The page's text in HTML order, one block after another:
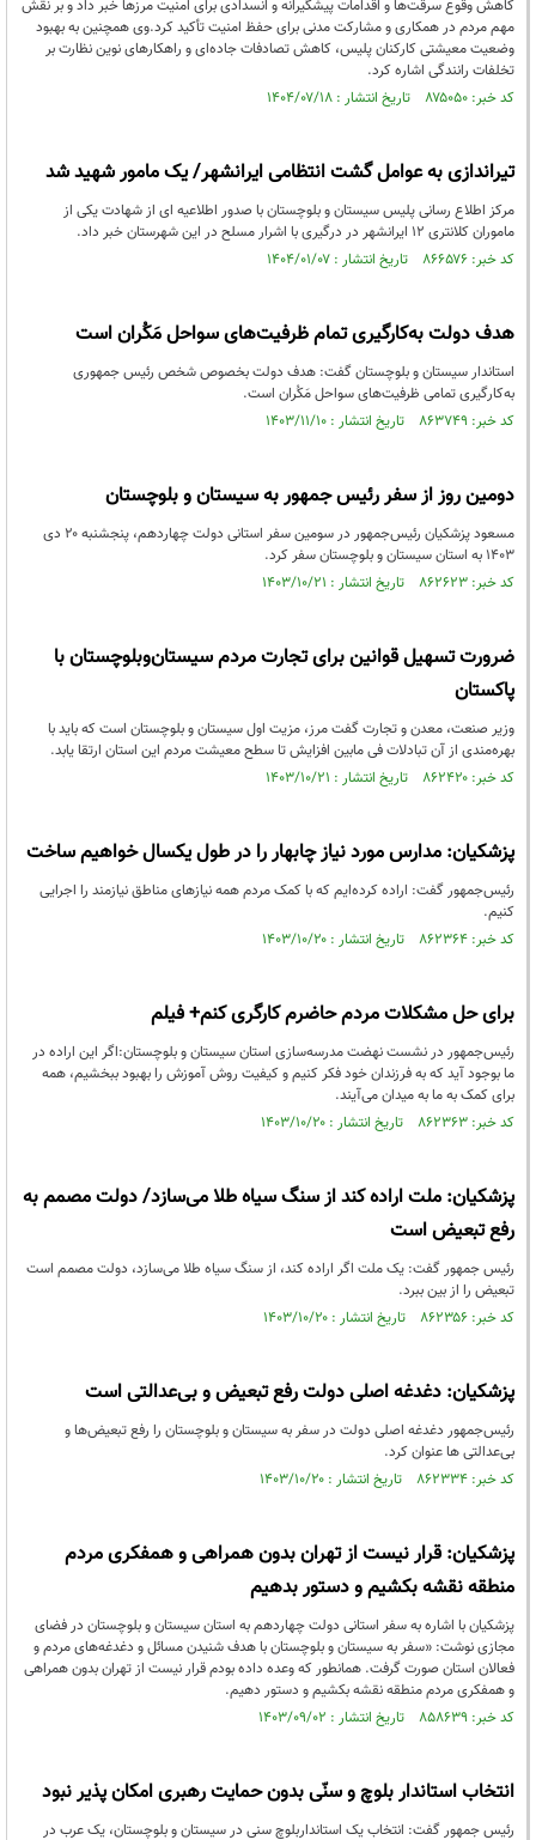
کاهش وقوع سرقت‌ها و اقدامات پیشگیرانه و انسدادی برای امنیت مرزها خبر داد و بر نقش
مهم مردم در همکاری و مشارکت مدنی برای حفظ امنیت تأکید کرد.وی همچنین به بهبود
وضعیت معیشتی کارکنان پلیس، کاهش تصادفات جاده‌ای و راهکارهای نوین نظارت بر
تخلفات رانندگی اشاره کرد.
کد خبر: ۸۷۵۰۵۰ تاریخ انتشار : ۱۴۰۴/۰۷/۱۸
تیراندازی به عوامل گشت انتظامی ایرانشهر/ یک مامور شهید شد
مرکز اطلاع رسانی پلیس سیستان و بلوچستان با صدور اطلاعیه ای از شهادت یکی از
ماموران کلانتری ۱۲ ایرانشهر در درگیری با اشرار مسلح در این شهرستان خبر داد.
کد خبر: ۸۶۶۵۷۶ تاریخ انتشار : ۱۴۰۴/۰۱/۰۷
هدف دولت به‌کارگیری تمام ظرفیت‌های سواحل مَکُران است
استاندار سیستان و بلوچستان گفت: هدف دولت بخصوص شخص رئیس جمهوری
به‌کارگیری تمامی ظرفیت‌های سواحل مَکُران است.
کد خبر: ۸۶۳۷۴۹ تاریخ انتشار : ۱۴۰۳/۱۱/۱۰
دومین روز از سفر رئیس جمهور به سیستان و بلوچستان
مسعود پزشکیان رئیس‌جمهور در سومین سفر استانی دولت چهاردهم، پنجشنبه ۲۰ دی
۱۴۰۳ به استان سیستان و بلوچستان سفر کرد.
کد خبر: ۸۶۲۶۲۳ تاریخ انتشار : ۱۴۰۳/۱۰/۲۱
ضرورت تسهیل قوانین برای تجارت مردم سیستان‌وبلوچستان با
پاکستان
وزیر صنعت، معدن و تجارت گفت مرز، مزیت اول سیستان و بلوچستان است که باید با
بهره‌مندی از آن تبادلات فی مابین افزایش تا سطح معیشت مردم این استان ارتقا یابد.
کد خبر: ۸۶۲۴۲۰ تاریخ انتشار : ۱۴۰۳/۱۰/۲۱
پزشکیان: مدارس مورد نیاز چابهار را در طول یکسال خواهیم ساخت
رئیس‌جمهور گفت: اراده کرده‌ایم که با کمک مردم همه نیازهای مناطق نیازمند را اجرایی
کنیم.
کد خبر: ۸۶۲۳۶۴ تاریخ انتشار : ۱۴۰۳/۱۰/۲۰
برای حل مشکلات مردم حاضرم کارگری کنم+ فیلم
رئیس‌جمهور در نشست نهضت مدرسه‌سازی استان سیستان و بلوچستان:اگر این اراده در
ما بوجود آید که به فرزندان خود فکر کنیم و کیفیت روش آموزش را بهبود ببخشیم، همه
برای کمک به ما به میدان می‌آیند.
کد خبر: ۸۶۲۳۶۳ تاریخ انتشار : ۱۴۰۳/۱۰/۲۰
پزشکیان: ملت اراده کند از سنگ سیاه طلا می‌سازد/ دولت مصمم به
رفع تبعیض است
رئیس جمهور گفت: یک ملت اگر اراده کند، از سنگ سیاه طلا می‌سازد، دولت مصمم است
تبعیض را از بین ببرد.
کد خبر: ۸۶۲۳۵۶ تاریخ انتشار : ۱۴۰۳/۱۰/۲۰
پزشکیان: دغدغه اصلی دولت رفع تبعیض و بی‌عدالتی است
رئیس‌جمهور دغدغه اصلی دولت در سفر به سیستان و بلوچستان را رفع تبعیض‌ها و
بی‌عدالتی ها عنوان کرد.
کد خبر: ۸۶۲۳۳۴ تاریخ انتشار : ۱۴۰۳/۱۰/۲۰
پزشکیان: قرار نیست از تهران بدون همراهی و همفکری مردم
منطقه نقشه بکشیم و دستور بدهیم
پزشکیان با اشاره به سفر استانی دولت چهاردهم به استان سیستان و بلوچستان در فضای
مجازی نوشت: «سفر به سیستان و بلوچستان با هدف شنیدن مسائل و دغدغه‌های مردم و
فعالان استان صورت گرفت. همانطور که وعده داده بودم قرار نیست از تهران بدون همراهی
و همفکری مردم منطقه نقشه بکشیم و دستور دهیم.
کد خبر: ۸۵۸۶۳۹ تاریخ انتشار : ۱۴۰۳/۰۹/۰۲
انتخاب استاندار بلوچ و سنّی بدون حمایت رهبری امکان پذیر نبود
رئیس جمهور گفت: انتخاب یک استانداربلوچ سنی در سیستان و بلوچستان، یک عرب در